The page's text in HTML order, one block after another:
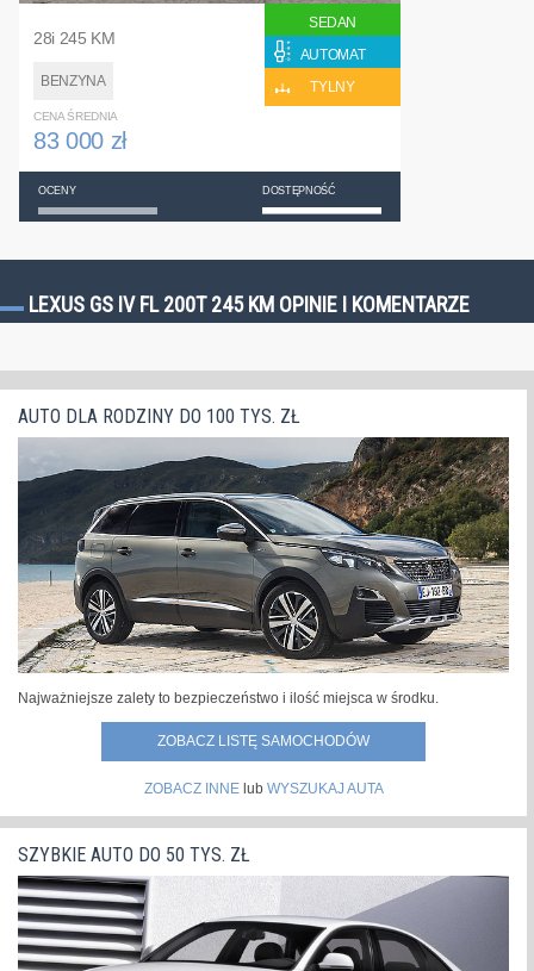
28i 245 KM
BENZYNA
SEDAN
AUTOMAT
TYLNY
CENA ŚREDNIA
83 000 zł
OCENY DOSTĘPNOŚĆ
LEXUS GS IV FL 200T 245 KM OPINIE I KOMENTARZE
AUTO DLA RODZINY DO 100 TYS. ZŁ
Najważniejsze zalety to bezpieczeństwo i ilość miejsca w środku.
ZOBACZ LISTĘ SAMOCHODÓW
ZOBACZ INNElub WYSZUKAJ AUTA
SZYBKIE AUTO DO 50 TYS. ZŁ